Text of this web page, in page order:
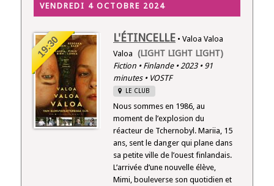
VENDREDI 4 OCTOBRE 2024
19:30 L'ÉTINCELLE • Valoa Valoa
Valoa (LIGHT LIGHT LIGHT)
Fiction • Finlande • 2023 • 91
minutes • VOSTF
LE CLUB
Nous sommes en 1986, au
moment de l’explosion du
réacteur de Tchernobyl. Mariia, 15
ans, sent le danger qui plane dans
sa petite ville de l’ouest finlandais.
L’arrivée d’une nouvelle élève,
Mimi, bouleverse son quotidien et